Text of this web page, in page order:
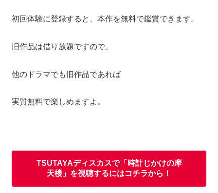
初回体験に登録すると、本作を無料で鑑賞できます。
旧作品は借り放題ですので、
他のドラマでも旧作品であれば
実質無料で楽しめますよ。
TSUTAYAディスカスで「時計じかけの摩
天楼」を視聴するにはコチラから！